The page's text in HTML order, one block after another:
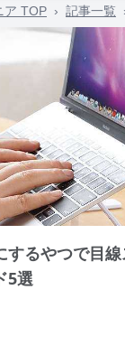
ア TOP › 記事一覧
するやつで目
5選